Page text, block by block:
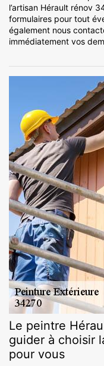
l’artisan Hérault rénov
formulaires pour tout
également nous
immédiatement vos
Le peintre
guider à choisir
pour vous